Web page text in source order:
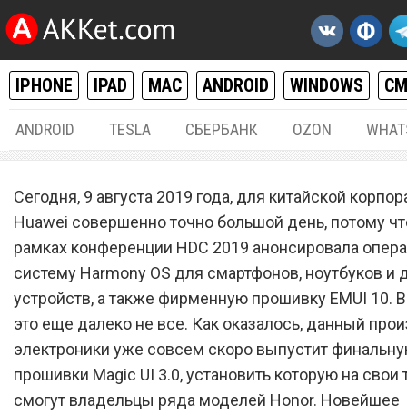
IPHONE IPAD MAC ANDROID WINDOWS
ANDROID TESLA СБЕРБАНК OZON
Huawei выпустила
Magic UI 3.0 для
Honor
Сегодня, 9 августа 2019 года, для китайской
Huawei совершенно точно большой день, потому
рамках конференции HDC 2019 анонсировала
систему Harmony OS для смартфонов, ноутбуков и
устройств, а также фирменную прошивку EMUI 10.
это еще далеко не все. Как оказалось, данный
электроники уже совсем скоро выпустит
прошивки Magic UI 3.0, установить которую на
смогут владельцы ряда моделей Honor. Новейшее